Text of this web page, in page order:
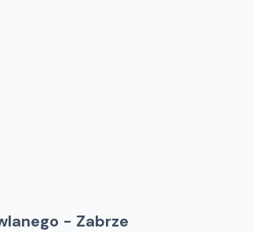
- Zabrze